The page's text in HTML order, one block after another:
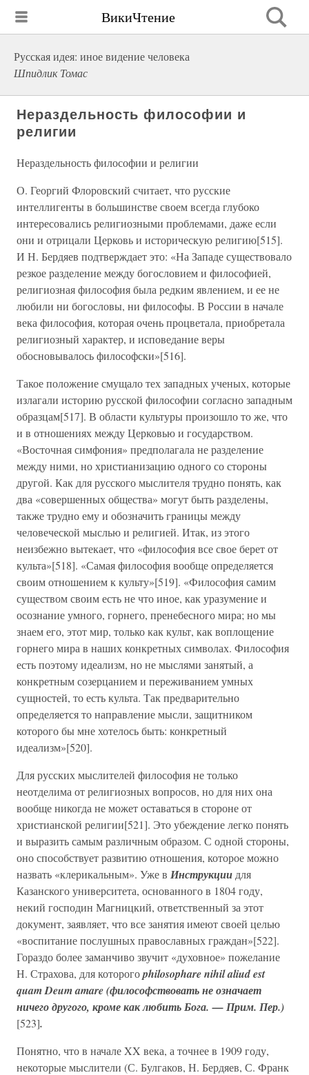
ВикиЧтение
Русская идея: иное видение человека
Шпидлик Томас
Нераздельность философии и
религии
Нераздельность философии и религии
О. Георгий Флоровский считает, что русские
интеллигенты в большинстве своем всегда глубоко
интересовались религиозными проблемами, даже если
они и отрицали Церковь и историческую религию[515].
И Н. Бердяев подтверждает это: «На Западе существовало
резкое разделение между богословием и философией,
религиозная философия была редким явлением, и ее не
любили ни богословы, ни философы. В России в начале
века философия, которая очень процветала, приобретала
религиозный характер, и исповедание веры
обосновывалось философски»[516].
Такое положение смущало тех западных ученых, которые
излагали историю русской философии согласно западным
образцам[517]. В области культуры произошло то же, что
и в отношениях между Церковью и государством.
«Восточная симфония» предполагала не разделение
между ними, но христианизацию одного со стороны
другой. Как для русского мыслителя трудно понять, как
два «совершенных общества» могут быть разделены,
также трудно ему и обозначить границы между
человеческой мыслью и религией. Итак, из этого
неизбежно вытекает, что «философия все свое берет от
культа»[518]. «Самая философия вообще определяется
своим отношением к культу»[519]. «Философия самим
существом своим есть не что иное, как уразумение и
осознание умного, горнего, пренебесного мира; но мы
знаем его, этот мир, только как культ, как воплощение
горнего мира в наших конкретных символах. Философия
есть поэтому идеализм, но не мыслями занятый, а
конкретным созерцанием и переживанием умных
сущностей, то есть культа. Так предварительно
определяется то направление мысли, защитником
которого бы мне хотелось быть: конкретный
идеализм»[520].
Для русских мыслителей философия не только
неотделима от религиозных вопросов, но для них она
вообще никогда не может оставаться в стороне от
христианской религии[521]. Это убеждение легко понять
и выразить самым различным образом. С одной стороны,
оно способствует развитию отношения, которое можно
назвать «клерикальным». Уже в Инструкции для
Казанского университета, основанного в 1804 году,
некий господин Магницкий, ответственный за этот
документ, заявляет, что все занятия имеют своей целью
«воспитание послушных православных граждан»[522].
Гораздо более заманчиво звучит «духовное» пожелание
Н. Страхова, для которогоphilosophare nihil aliud est
quam Deum amare (философствовать не означает
ничего другого, кроме как любить Бога. — Прим. Пер.)
[523].
Понятно, что в начале XX века, а точнее в 1909 году,
некоторые мыслители (С. Булгаков, Н. Бердяев, С. Франк